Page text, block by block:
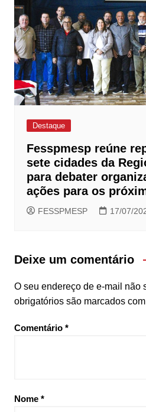
Destaque
Fesspmesp reúne
sete cidades da
para debater
ações para os
FESSPMESP 17/07/
Deixe um comentário
O seu endereço de e-mail não
obrigatórios são marcados com
Comentário *
Nome *